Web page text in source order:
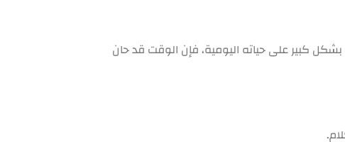
كبير على حياته اليومية، فإن الوقت قد حان